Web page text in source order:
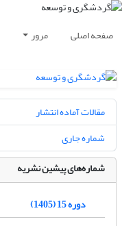
صفحه اصلی مرور
مقالات آماده انتشار
شماره جاری
شماره‌های پیشین نشریه
دوره 15 (1405)